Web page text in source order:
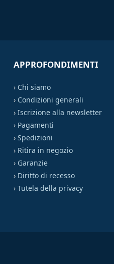
APPROFONDIMENTI
› Chi siamo
› Condizioni generali
› Iscrizione alla newsletter
› Pagamenti
› Spedizioni
› Ritira in negozio
› Garanzie
› Diritto di recesso
› Tutela della privacy